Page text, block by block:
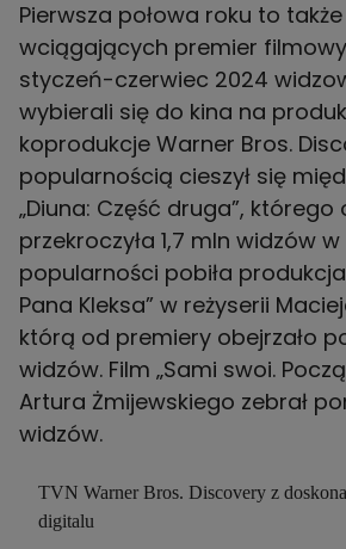
Pierwsza połowa roku to
wciągających premier
styczeń-czerwiec 2024
wybierali się do kina na
koprodukcje Warner Bros.
popularnością cieszył się
„Diuna: Część druga”,
przekroczyła 1,7 mln widzów
popularności pobiła
Pana Kleksa” w reżyserii
którą od premiery obejrzało
widzów. Film „Sami swoi.
Artura Żmijewskiego zebrał
widzów.
TVN Warner Bros. Discovery z
digitalu